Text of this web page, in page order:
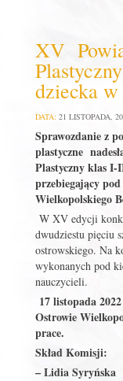
XV
dziecka
DATA: 21 LISTOPADA,
Sprawozdanie z
plastyczne
Plastyczny klas I-
przebiegający
Wielkopolskiego
W XV edycji
dwudziestu pięciu
ostrowskiego. Na
wykonanych pod
nauczycieli.
17 listopada
Ostrowie
prace.
Skład Komisji:
– Lidia